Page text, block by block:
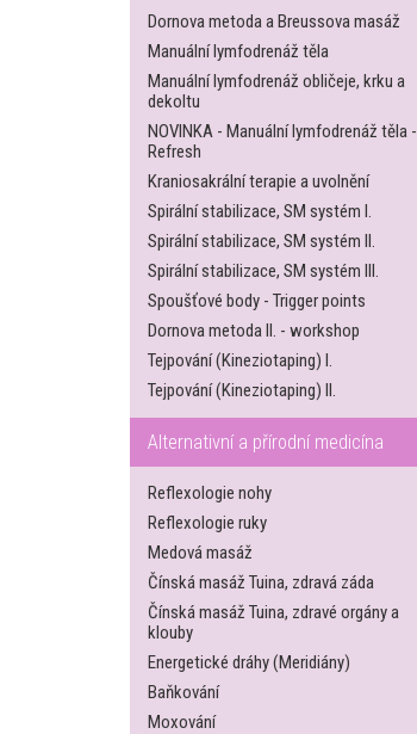
Dornova metoda a Breussova masáž
Manuální lymfodrenáž těla
Manuální lymfodrenáž obličeje, krku a
dekoltu
NOVINKA - Manuální lymfodrenáž těla -
Refresh
Kraniosakrální terapie a uvolnění
Spirální stabilizace, SM systém I.
Spirální stabilizace, SM systém II.
Spirální stabilizace, SM systém III.
Spoušťové body - Trigger points
Dornova metoda II. - workshop
Tejpování (Kineziotaping) I.
Tejpování (Kineziotaping) II.
Alternativní a přírodní medicína
Reflexologie nohy
Reflexologie ruky
Medová masáž
Čínská masáž Tuina, zdravá záda
Čínská masáž Tuina, zdravé orgány a
klouby
Energetické dráhy (Meridiány)
Baňkování
Moxování